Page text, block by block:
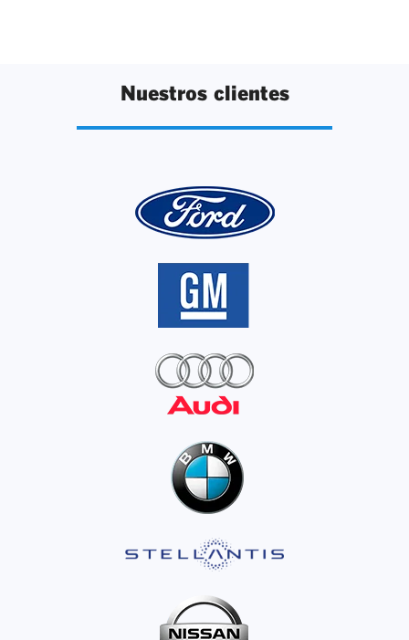
Nuestros clientes